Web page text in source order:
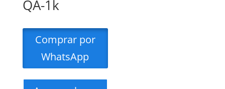
QA-1k
Comprar por
WhatsApp